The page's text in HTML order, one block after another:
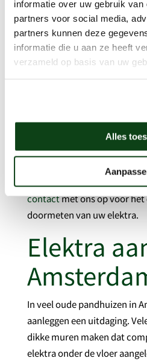
informatie over uw gebruik
partners voor social media,
partners kunnen deze
informatie die u aan ze heeft
verzameld op basis van uw
Alles
Als een aardlekschakelaar
vervangen worden
Als er een automaat kapot
worden
Elektra
schema
Als uw elektra is afgekeurd
vervangen voor een garantie
contactmet ons op voor
doormeten van uw elektra.
Elektra
In veel oude pandhuizen in
aanleggen een uitdaging.
dikke muren maken dat
elektra onder de vloer